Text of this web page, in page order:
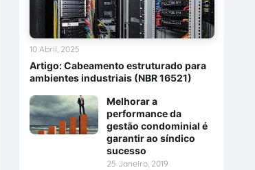
Artigo: Cabeamento estruturado para
ambientes industriais (NBR 16521)
10 Abril, 2025
Melhorar a
performance da
gestão condominial é
garantir ao síndico
sucesso
25 Janeiro, 2019